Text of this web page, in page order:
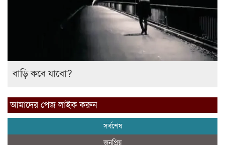
বাড়ি কবে যাবো?
আমাদের পেজ লাইক করুন
সর্বশেষ
জনপ্রিয়